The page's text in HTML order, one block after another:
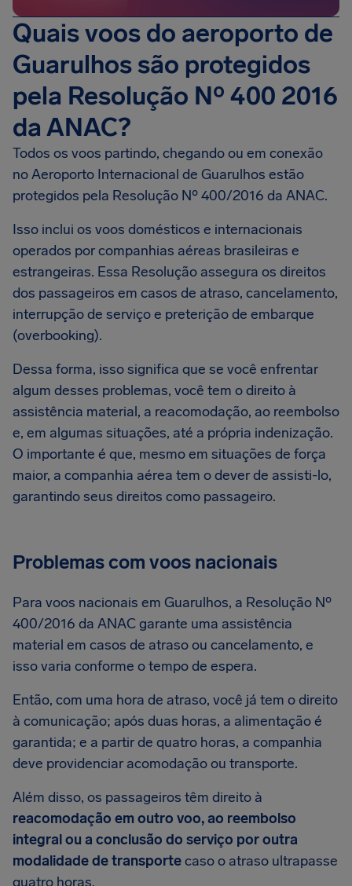
Quais voos do aeroporto de
Guarulhos são protegidos
pela Resolução Nº 400 2016
da ANAC?
Todos os voos partindo, chegando ou em conexão
no Aeroporto Internacional de Guarulhos estão
protegidos pela Resolução Nº 400/2016 da ANAC.
Isso inclui os voos domésticos e internacionais
operados por companhias aéreas brasileiras e
estrangeiras. Essa Resolução assegura os direitos
dos passageiros em casos de atraso, cancelamento,
interrupção de serviço e preterição de embarque
(overbooking).
Dessa forma, isso significa que se você enfrentar
algum desses problemas, você tem o direito à
assistência material, a reacomodação, ao reembolso
e, em algumas situações, até a própria indenização.
O importante é que, mesmo em situações de força
maior, a companhia aérea tem o dever de assisti-lo,
garantindo seus direitos como passageiro.
Problemas com voos nacionais
Para voos nacionais em Guarulhos, a Resolução Nº
400/2016 da ANAC garante uma assistência
material em casos de atraso ou cancelamento, e
isso varia conforme o tempo de espera.
Então, com uma hora de atraso, você já tem o direito
à comunicação; após duas horas, a alimentação é
garantida; e a partir de quatro horas, a companhia
deve providenciar acomodação ou transporte.
Além disso, os passageiros têm direito à
reacomodação em outro voo, ao reembolso
integral ou a conclusão do serviço por outra
modalidade de transportecaso o atraso ultrapasse
quatro horas.